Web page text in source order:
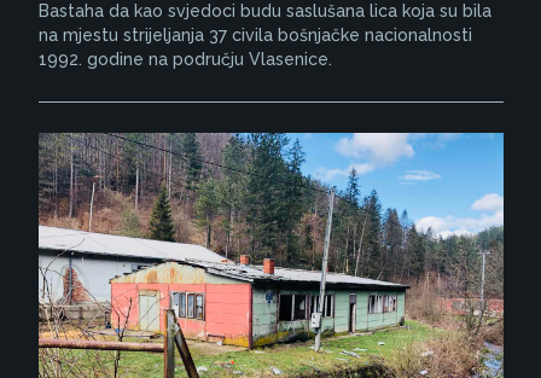
Bastaha da kao svjedoci budu saslušana lica koja su bila
na mjestu strijeljanja 37 civila bošnjačke nacionalnosti
1992. godine na području Vlasenice.